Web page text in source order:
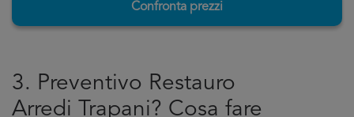
Confronta prezzi
3. Preventivo Restauro
Arredi Trapani? Cosa fare